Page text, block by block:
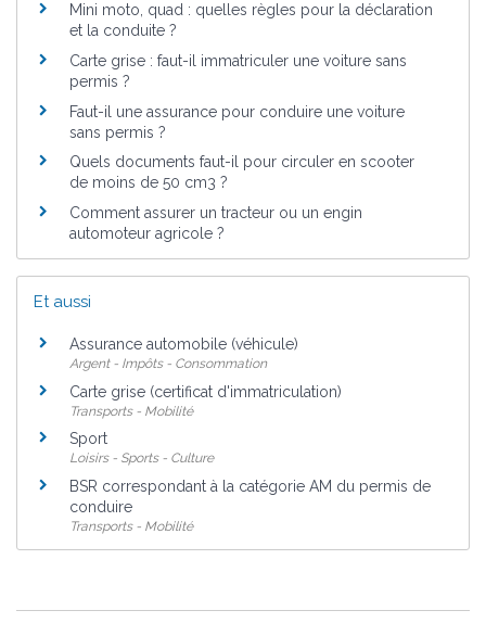
Mini moto, quad : quelles règles pour la déclaration
et la conduite ?
Carte grise : faut-il immatriculer une voiture sans
permis ?
Faut-il une assurance pour conduire une voiture
sans permis ?
Quels documents faut-il pour circuler en scooter
de moins de 50 cm3 ?
Comment assurer un tracteur ou un engin
automoteur agricole ?
Et aussi
Assurance automobile (véhicule)
Argent - Impôts - Consommation
Carte grise (certificat d'immatriculation)
Transports - Mobilité
Sport
Loisirs - Sports - Culture
BSR correspondant à la catégorie AM du permis de
conduire
Transports - Mobilité